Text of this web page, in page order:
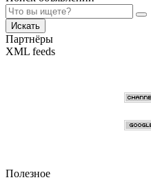
Искать
Партнёры
XML feeds
Полезное